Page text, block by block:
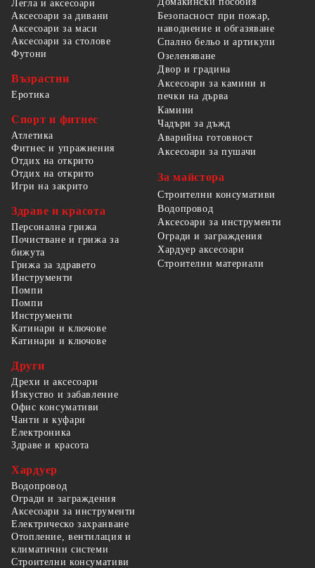
Легла и аксесоари
Аксесоари за дивани
Аксесоари за маси
Аксесоари за столове
Футони
Възрастни
Еротика
Спорт и фитнес
Атлетика
Фитнес и упражнения
Отдих на открито
Отдих на открито
Игри на закрито
Здраве и красота
Персонална грижа
Почистване и грижа за
бижута
Грижа за здравето
Безопасност при пожар,
наводнение и обгазяване
Спално бельо и артикули
Озеленяване
Двор и градина
Аксесоари за камини и
печки на дърва
Камини
Чадъри за дъжд
Аварийна готовност
Аксесоари за пушачи
За майстора
Строителни консумативи
Водопровод
Аксесоари за инструменти
Огради и заграждения
Хардуер аксесоари
Строителни материали
Инструменти
Помпи
Помпи
Инструменти
Катинари и ключове
Катинари и ключове
Други
Дрехи и аксесоари
Изкуство и забавление
Офис консумативи
Чанти и куфари
Електроника
Здраве и красота
Хардуер
Водопровод
Огради и заграждения
Аксесоари за инструменти
Електрическо захранване
Отопление, вентилация и
климатични системи
Строителни консумативи